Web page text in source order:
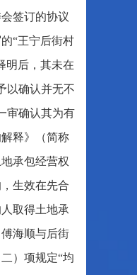
签订的协议
“王宁后街村
明后，其未在
以确认并无不
审确认其为有
释》（简称
承包经营权
生效在先合
取得土地承
海顺与后街
）项规定“均